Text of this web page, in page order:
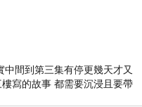
間到第三集有停更幾天才又
寫的故事 都需要沉浸且要帶